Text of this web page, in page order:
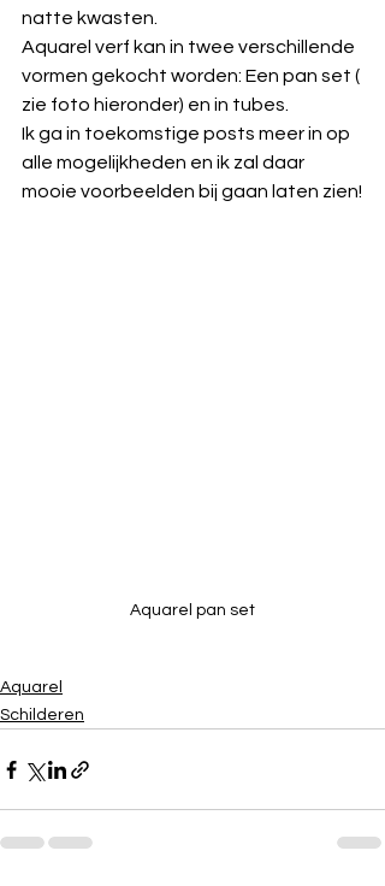
natte kwasten.
Aquarel verf kan in twee verschillende
vormen gekocht worden: Een pan set (
zie foto hieronder) en in tubes.
Ik ga in toekomstige posts meer in op
alle mogelijkheden en ik zal daar
mooie voorbeelden bij gaan laten zien!
Aquarel pan set
Aquarel
Schilderen